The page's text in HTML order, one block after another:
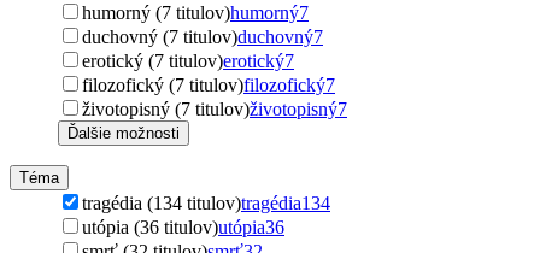
humorný (7 titulov)humorný7
duchovný (7 titulov)duchovný7
erotický (7 titulov)erotický7
filozofický (7 titulov)filozofický7
životopisný (7 titulov)životopisný7
Ďalšie možnosti
Téma
tragédia (134 titulov)tragédia134
utópia (36 titulov)utópia36